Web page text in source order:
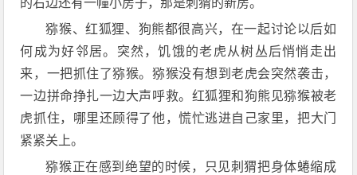
的右边还有一幢小房子，那是刺猬的新房。
猕猴、红狐狸、狗熊都很高兴，在一起讨论以后如
何成为好邻居。突然，饥饿的老虎从树丛后悄悄走出
来，一把抓住了猕猴。猕猴没有想到老虎会突然袭击，
一边拼命挣扎一边大声呼救。红狐狸和狗熊见猕猴被老
虎抓住，哪里还顾得了他，慌忙逃进自己家里，把大门
紧紧关上。
猕猴正在感到绝望的时候，只见刺猬把身体蜷缩成